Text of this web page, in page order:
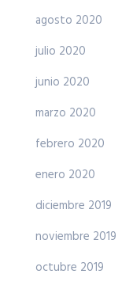
agosto 2020
julio 2020
junio 2020
marzo 2020
febrero 2020
enero 2020
diciembre 2019
noviembre 2019
octubre 2019